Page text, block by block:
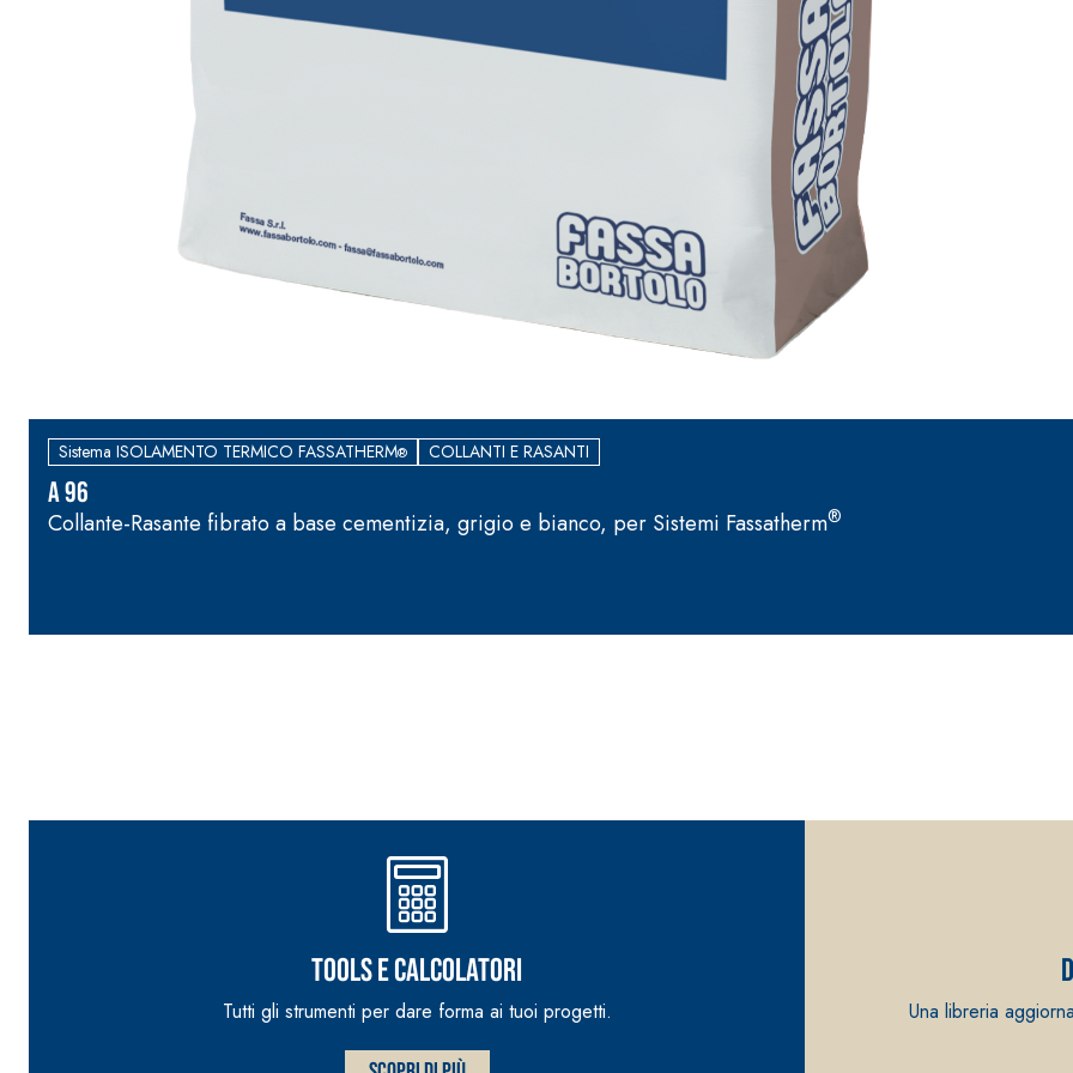
FASSAPROTECTION PARETE R2
Sistema ISOLAMENTO TERMICO FASSATHERM® COLLANTI E RASANTI
A 96
Collante-Rasante fibrato a base cementizia, grigio e bianco, per Sistemi Fassatherm®
Tools e calcolatori
Tutti gli strumenti per dare forma ai tuoi progetti. Una libreria
e speciali inerti alleggeriti